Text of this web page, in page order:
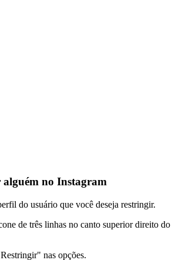
no Instagram
do usuário que você deseja restringir.
de três linhas no canto superior direito do
nas opções.